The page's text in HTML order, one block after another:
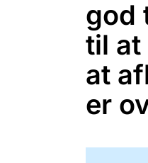
god
til at
at
er